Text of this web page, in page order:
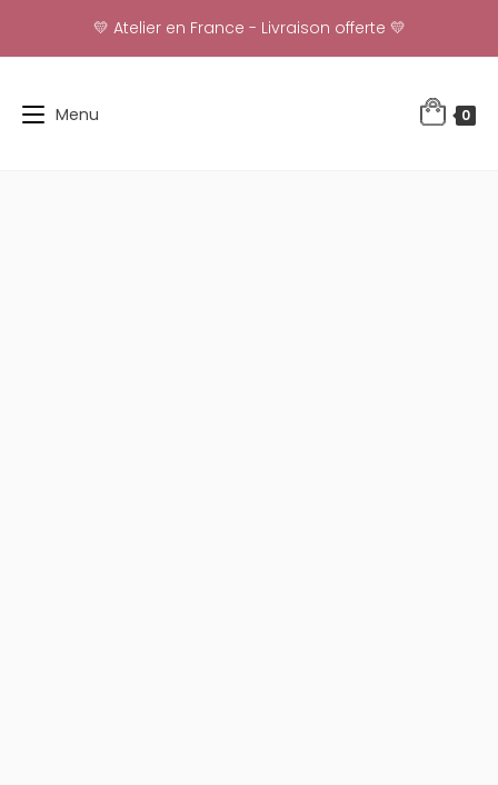
content
💛 Atelier en France - Livraison offerte 💛
Menu 0